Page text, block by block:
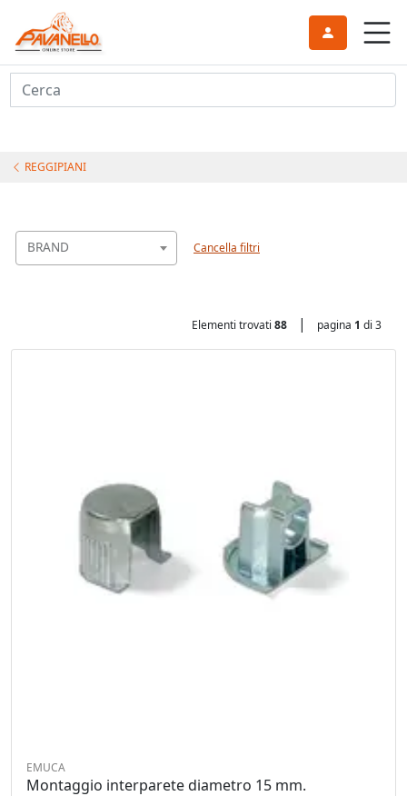
Cerca
REGGIPIANI
BRAND Cancella filtri
Elementi trovati 88 | pagina 1 di 3
EMUCA
Montaggio interparete diametro 15 mm.